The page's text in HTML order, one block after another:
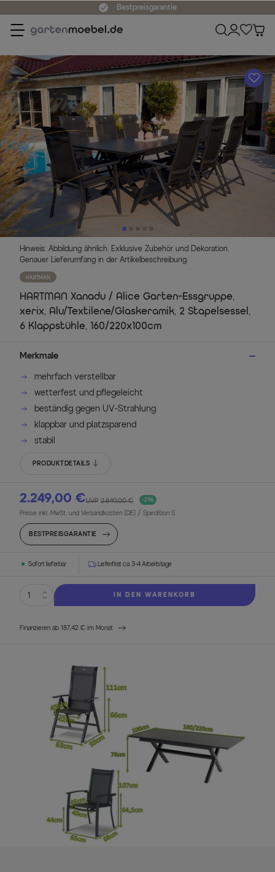
Bestpreisgarantie
A
Hinweis: Abbildung ähnlich. Exklusive Zubehör und Dekoration.
Genauer Lieferumfang in der Artikelbeschreibung.
HARTMAN
HARTMAN Xanadu / Alice Garten-Essgruppe,
xerix, Alu/Textilene/Glaskeramik, 2 Stapelsessel,
6 Klappstühle, 160/220x100cm
Merkmale
mehrfach verstellbar
wetterfest und pflegeleicht
beständig gegen UV-Strahlung
klappbar und platzsparend
stabil
PRODUKTDETAILS
2.249,00 € -21%
UVP 2.849,00 €
Preise inkl. MwSt. und Versandkosten (DE) / Spedition S
BESTPREISGARANTIE
Sofort lieferbar Lieferfrist ca. 3-4 Arbeitstage
IN DEN WARENKORB
Finanzieren ab 187,42 € im Monat